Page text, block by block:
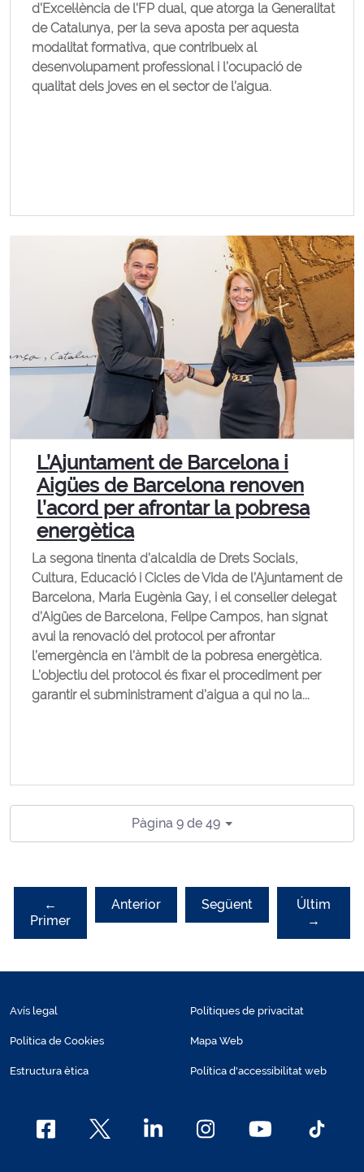
d’Excel·lència de l’FP dual, que atorga la Generalitat
de Catalunya, per la seva aposta per aquesta
modalitat formativa, que contribueix al
desenvolupament professional i l’ocupació de
qualitat dels joves en el sector de l’aigua.
L’Ajuntament de Barcelona i
Aigües de Barcelona renoven
l’acord per afrontar la pobresa
energètica
La segona tinenta d’alcaldia de Drets Socials,
Cultura, Educació i Cicles de Vida de l’Ajuntament de
Barcelona, Maria Eugènia Gay, i el conseller delegat
d’Aigües de Barcelona, Felipe Campos, han signat
avui la renovació del protocol per afrontar
l’emergència en l’àmbit de la pobresa energètica.
L’objectiu del protocol és fixar el procediment per
garantir el subministrament d’aigua a qui no la...
Pàgina 9 de 49
←
Primer
Anterior Següent
Últim
→
Avís legal
Política de Cookies
Estructura ètica
Polítiques de privacitat
Mapa Web
Política d'accessibilitat web